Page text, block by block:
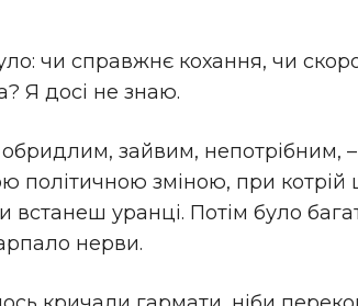
чи справжнє кохання, чи
Я досі не знаю.
зайвим, непотрібним,
політичною зміною, при
уранці. Потім було
нерви.